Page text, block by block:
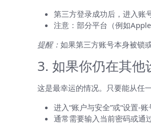
第三方登录成功后，进入账
注意：部分平台（例如
提醒： 如果第三方账号本身被锁
3. 如果你仍在其
这是最幸运的情况。只要能从任
进入“账户与安全”或“设置-账
通常需要输入当前密码或通